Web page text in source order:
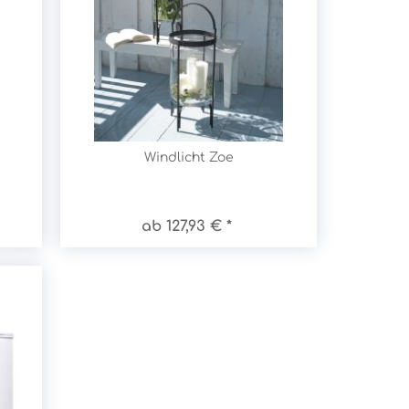
Windlicht Zoe
ab 127,93 € *